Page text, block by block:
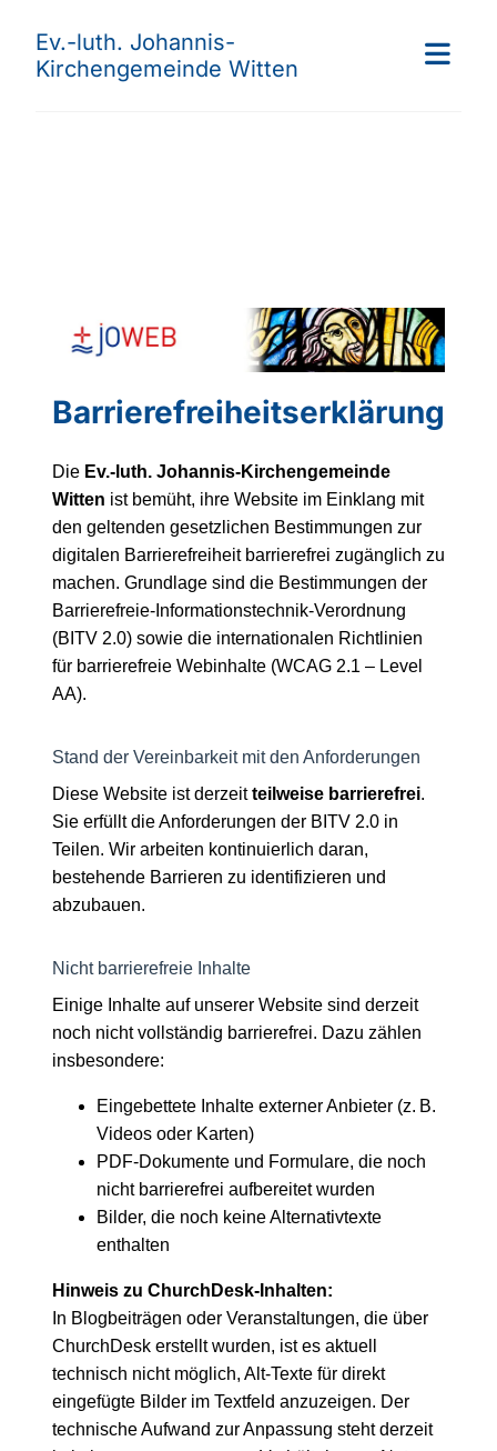
Ev.-luth. Johannis-
Kirchengemeinde Witten
Barrierefreiheitserklärung
Die Ev.-luth. Johannis-Kirchengemeinde
Witten ist bemüht, ihre Website im Einklang mit
den geltenden gesetzlichen Bestimmungen zur
digitalen Barrierefreiheit barrierefrei zugänglich zu
machen. Grundlage sind die Bestimmungen der
Barrierefreie-Informationstechnik-Verordnung
(BITV 2.0) sowie die internationalen Richtlinien
für barrierefreie Webinhalte (WCAG 2.1 – Level
AA).
Stand der Vereinbarkeit mit den Anforderungen
Diese Website ist derzeitteilweise barrierefrei.
Sie erfüllt die Anforderungen der BITV 2.0 in
Teilen. Wir arbeiten kontinuierlich daran,
bestehende Barrieren zu identifizieren und
abzubauen.
Nicht barrierefreie Inhalte
Einige Inhalte auf unserer Website sind derzeit
noch nicht vollständig barrierefrei. Dazu zählen
insbesondere:
Eingebettete Inhalte externer Anbieter (z. B.
Videos oder Karten)
PDF-Dokumente und Formulare, die noch
nicht barrierefrei aufbereitet wurden
Bilder, die noch keine Alternativtexte
enthalten
Hinweis zu ChurchDesk-Inhalten:
In Blogbeiträgen oder Veranstaltungen, die über
ChurchDesk erstellt wurden, ist es aktuell
technisch nicht möglich, Alt-Texte für direkt
eingefügte Bilder im Textfeld anzuzeigen. Der
technische Aufwand zur Anpassung steht derzeit